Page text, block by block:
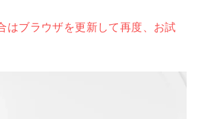
はブラウザを更新して再度、お試